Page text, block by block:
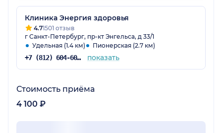
анализов. Очень рада что в свое время
встретила такого врача. Спасибо!
Клиника Энергия здоровья
4.71501 отзыв
г Санкт-Петербург, пр-кт Энгельса, д 33/1
Удельная (1.4 км)
Пионерская (2.7 км)
+7 (812) 604-60-52 показать
Стоимость приёма
4 100 ₽